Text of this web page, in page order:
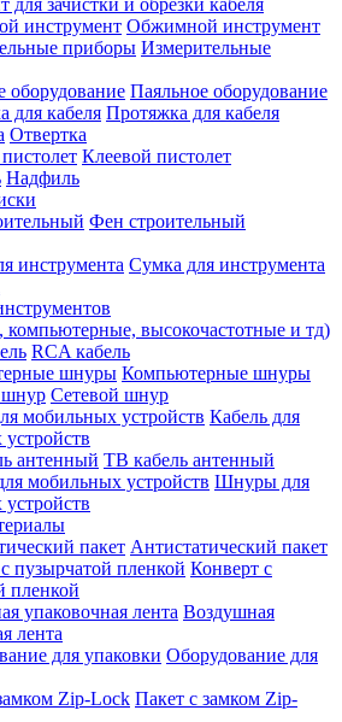
для зачистки и обрезки кабеля
Обжимной инструмент
Измерительные
Паяльное оборудование
Протяжка для кабеля
Отвертка
Клеевой пистолет
Надфиль
Фен строительный
Сумка для инструмента
высокочастотные и тд)
RCA кабель
Компьютерные шнуры
Сетевой шнур
Кабель для
ТВ кабель антенный
Шнуры для
Антистатический пакет
Конверт с
пленкой
Воздушная
лента
Оборудование для
Пакет с замком Zip-